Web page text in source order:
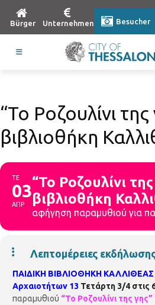
Bürger Unternehmen Besucher
“Το Ροζουλίνι
βιβλιοθήκη
ΤΕ
03
ΑΠΡ
“Το Ροζουλίνι
βιβλιοθήκη
αφήγηση παραμυθιού για
Λεπτομέρειες
ΠΑΙΔΙΚΗ ΒΙΒΛΙΟΘΗΚΗ ΚΑΛΛΙΘΕΑΣ
Αρχαιοτήτων 13 Τετάρτη 3/4 στις
παραμυθιού “Το Ροζουλίνι της γης”